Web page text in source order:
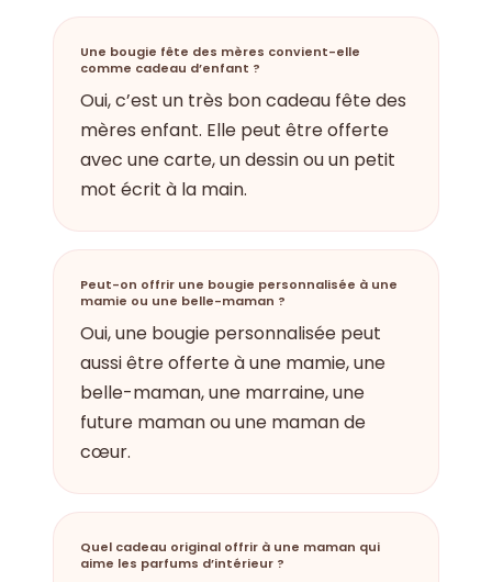
Une bougie fête des mères convient-elle
comme cadeau d’enfant ?
Oui, c’est un très bon cadeau fête des
mères enfant. Elle peut être offerte
avec une carte, un dessin ou un petit
mot écrit à la main.
Peut-on offrir une bougie personnalisée à une
mamie ou une belle-maman ?
Oui, une bougie personnalisée peut
aussi être offerte à une mamie, une
belle-maman, une marraine, une
future maman ou une maman de
cœur.
Quel cadeau original offrir à une maman qui
aime les parfums d’intérieur ?